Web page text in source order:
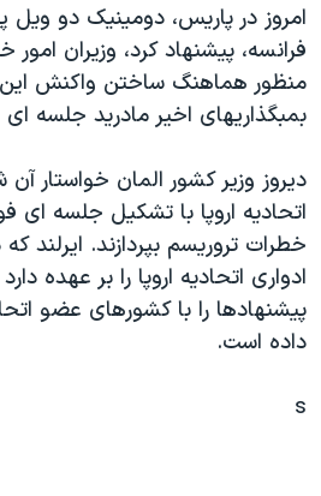
حقوق شهروندی
اقتصادی
علم و فناوری
گالری عکس
آرشیو پخش زنده
انتخابات ریاست جمهوری آمریکا ۲۰۲۴
حمله جمهوری اسلامی به اسرائیل
رمز مهسا
اعتراضات زن، زندگی، آزادی
مجموعه مستندهای دادخواهی
تریبونال مردمی آبان ۹۸
دادگاه حمید نوری
زبانهای مختلف
امروز در پاريس، دومينيک دو ويل
فرانسه، پيشنهاد کرد، وزيران امور
منظور هماهنگ ساختن واکنش اين
بمبگذاريهای اخير مادريد جلسه
ديروز وزير کشور المان خواستار
اتحاديه اروپا با تشکيل جلسه ای
خطرات تروريسم بپردازند. ايرلند
ادواری اتحاديه اروپا را بر عهده
پيشنهادها را با کشورهای عضو
داده است.
s